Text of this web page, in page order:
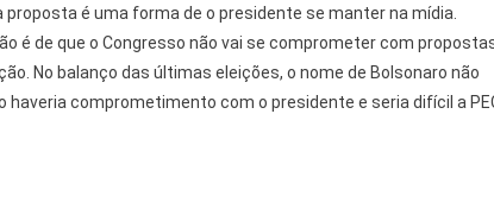
é uma forma de o presidente se manter na mídia.
é de que o Congresso não vai se comprometer com
No balanço das últimas eleições, o nome de Bolsonaro não
comprometimento com o presidente e seria difícil a